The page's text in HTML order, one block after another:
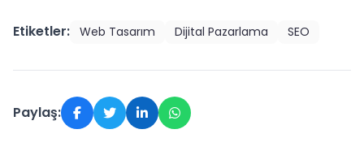
Etiketler: Web Tasarım Dijital Pazarlama SEO
Paylaş: